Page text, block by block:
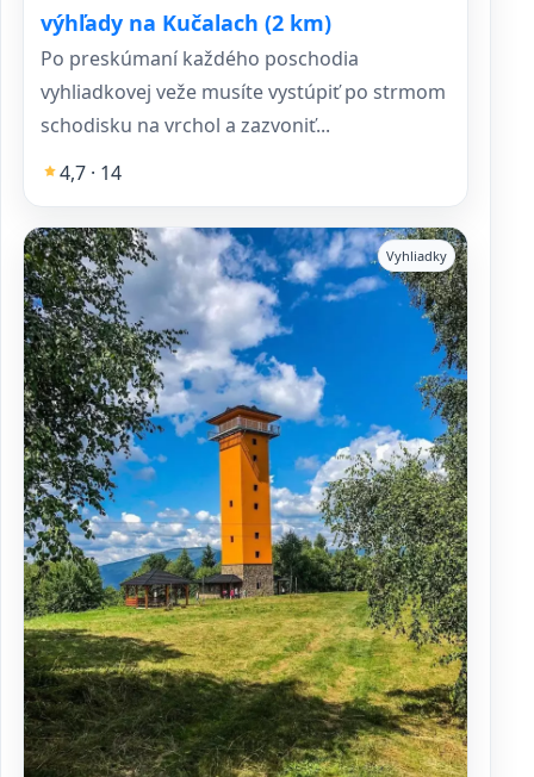
výhľady na Kučalach (2 km)
Po preskúmaní každého poschodia
vyhliadkovej veže musíte vystúpiť po strmom
schodisku na vrchol a zazvoniť...
4,7 · 14
Vyhliadky